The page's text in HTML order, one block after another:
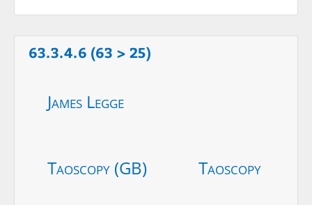
63.3.4.6 (63 > 25)
James Legge
Taoscopy (GB) Taoscopy